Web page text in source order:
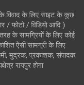
विवाद के लिए साइट के कुछ
/ फोटो / विडियो आदि )
के सामग्रियों के लिए कोई
ऐसी सामग्री के लिए
मुद्रक, प्रकाशक, संपादक
रायपुर होगा